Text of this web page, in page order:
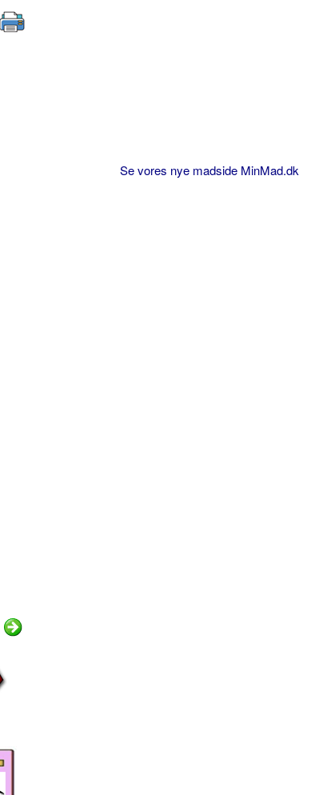
Se vores nye madside MinMad.dk